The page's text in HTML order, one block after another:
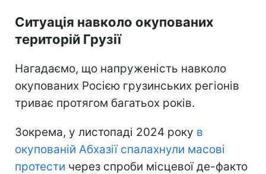
Ситуація навколо окупованих
територій Грузії
Нагадаємо, що напруженість навколо
окупованих Росією грузинських регіонів
триває протягом багатьох років.
Зокрема, у листопаді 2024 року в
окупованій Абхазії спалахнули масові
протести через спроби місцевої де-факто